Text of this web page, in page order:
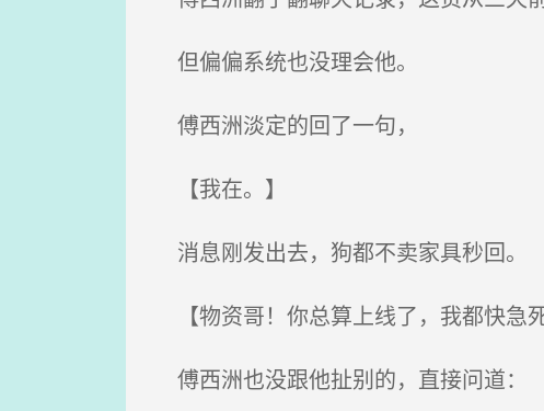
但偏偏系统也没理会他。
傅西洲淡定的回了一句，
【我在。】
消息刚发出去，狗都不卖家具秒回。
【物资哥！你总算上线了，我都快急死
傅西洲也没跟他扯别的，直接问道：